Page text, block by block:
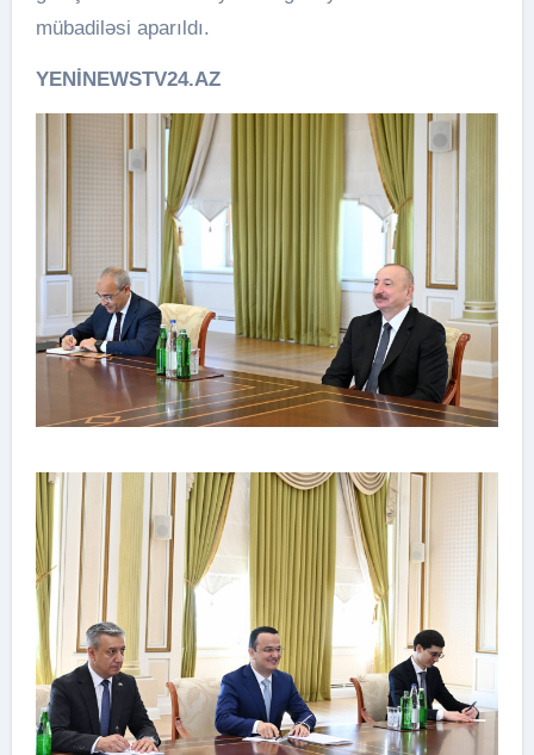
mübadiləsi aparıldı.
YENİNEWSTV24.AZ